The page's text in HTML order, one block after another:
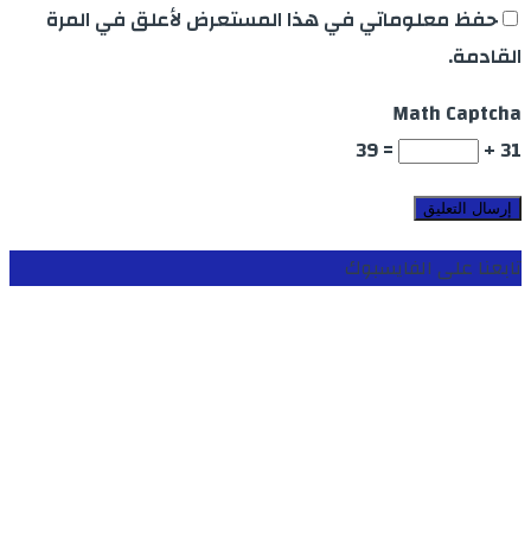
حفظ معلوماتي في هذا المستعرض لأعلق في المرة
القادمة.
Math Captcha
31 +
= 39
تابعنا على الفايسبوك